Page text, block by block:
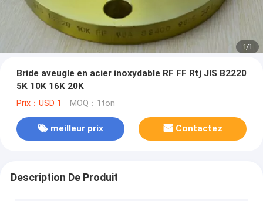
1/1
Bride aveugle en acier inoxydable RF FF Rtj JIS B2220
5K 10K 16K 20K
Prix：USD 1 MOQ：1ton
meilleur prix Contactez
Description De Produit